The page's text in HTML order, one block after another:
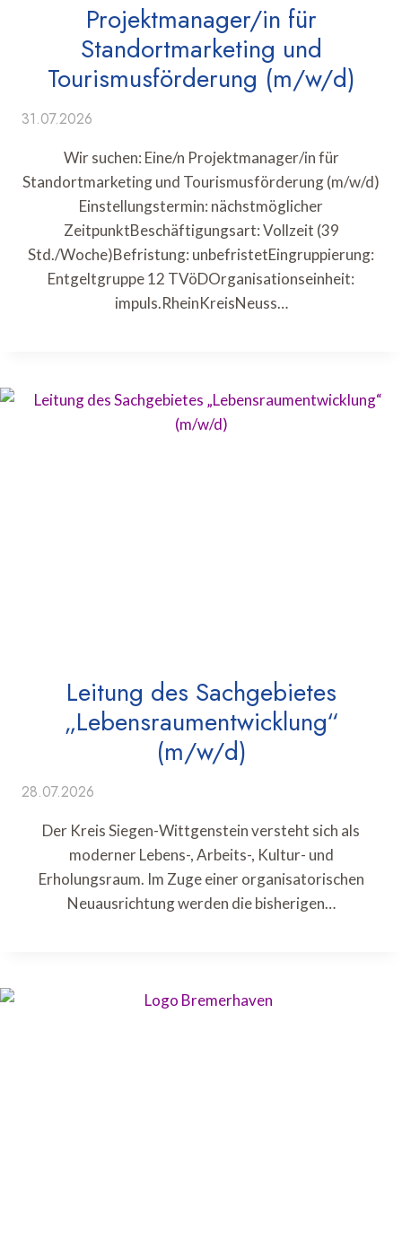
Projektmanager/in für
Standortmarketing und
Tourismusförderung (m/w/d)
31.07.2026
Wir suchen: Eine/n Projektmanager/in für
Standortmarketing und Tourismusförderung (m/w/d)
Einstellungstermin: nächstmöglicher
ZeitpunktBeschäftigungsart: Vollzeit (39
Std./Woche)Befristung: unbefristetEingruppierung:
Entgeltgruppe 12 TVöDOrganisationseinheit:
impuls.RheinKreisNeuss…
Leitung des Sachgebietes
„Lebensraumentwicklung“
(m/w/d)
28.07.2026
Der Kreis Siegen-Wittgenstein versteht sich als
moderner Lebens-, Arbeits-, Kultur- und
Erholungsraum. Im Zuge einer organisatorischen
Neuausrichtung werden die bisherigen…